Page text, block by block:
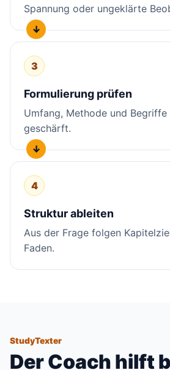
Spannung oder ungeklärte
3
Formulierung prüfen
Umfang, Methode und Begriffe
geschärft.
4
Struktur ableiten
Aus der Frage folgen
Faden.
StudyTexter
Der Coach hilft